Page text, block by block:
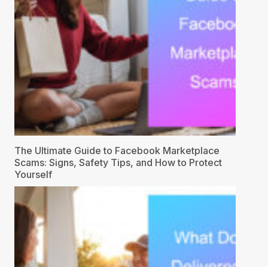
The Ultimate Guide to Facebook Marketplace
Scams: Signs, Safety Tips, and How to Protect
Yourself